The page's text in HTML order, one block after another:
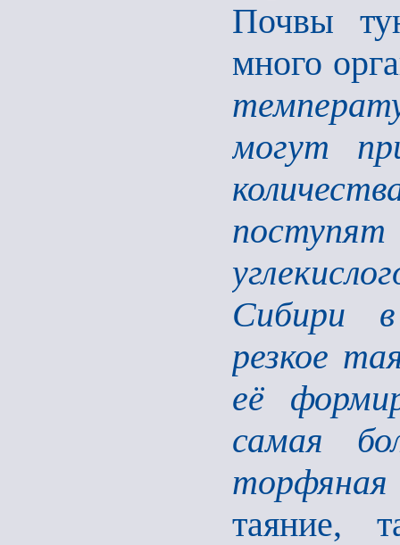
Почвы
много
могут
Сибири
резкое
её
самая
торфяная
таяние,